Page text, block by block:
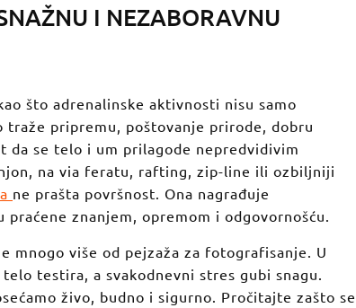
I NEZABORAVNU
što adrenalinske aktivnosti nisu samo
traže pripremu, poštovanje prirode, dobru
da se telo i um prilagode nepredvidivim
na via feratu, rafting, zip-line ili ozbiljniji
ne prašta površnost. Ona nagrađuje
znanjem, opremom i odgovornošću.
mnogo više od pejzaža za fotografisanje. U
testira, a svakodnevni stres gubi snagu.
živo, budno i sigurno. Pročitajte zašto se